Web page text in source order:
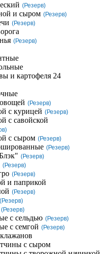
(Резерв)
и сыром (Резерв)
(Резерв)
(Резерв)
и картофеля 24
(Резерв)
с курицей (Резерв)
с савойской
с сыром (Резерв)
(Резерв)
(Резерв)
(Резерв)
(Резерв)
и паприкой
(Резерв)
(Резерв)
(Резерв)
с сельдью (Резерв)
с семгой (Резерв)
с сыром